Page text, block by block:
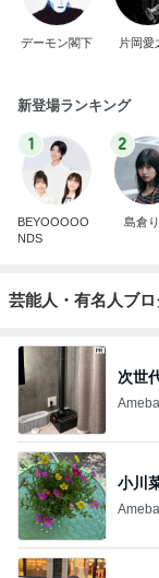
デーモン閣下 片岡愛
新登場ランキング
1
BEYOOOOO
NDS
2
島倉
芸能人・有名人ブ
次世
小川